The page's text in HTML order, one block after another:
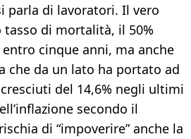
parla di lavoratori. Il vero
tasso di mortalità, il 50%
cinque anni, ma anche
che da un lato ha portato ad
del 14,6% negli ultimi
secondo il
di “impoverire” anche la